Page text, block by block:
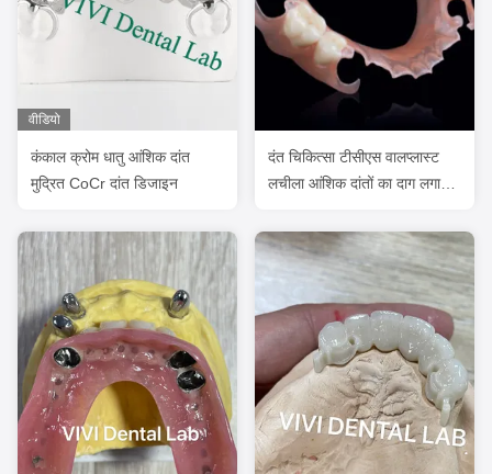
वीडियो
कंकाल क्रोम धातु आंशिक दांत
मुद्रित CoCr दांत डिजाइन
दंत चिकित्सा टीसीएस वालप्लास्ट
लचीला आंशिक दांतों का दाग लगाना